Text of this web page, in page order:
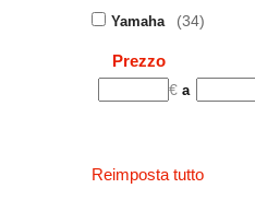
Yamaha (34)
Prezzo
€ a
Reimposta tutto